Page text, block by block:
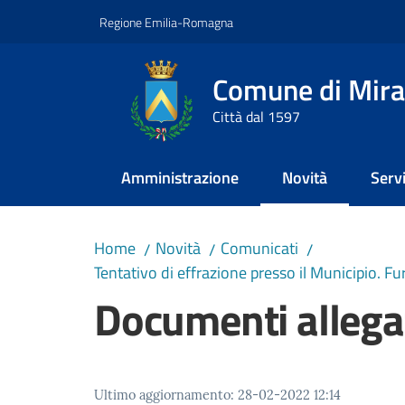
Regione Emilia-Romagna
Comune di
Città dal 1597
Amministrazione Novità
Menu selezionato
Home / Novità / Comunicati /
Tentativo di effrazione presso il Municipio.
Documenti
Ultimo aggiornamento: 28-02-2022 12:14